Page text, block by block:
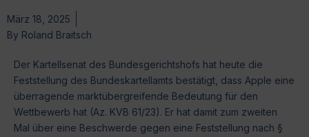
März 18, 2025
By Roland Braitsch
Der Kartellsenat des Bundesgerichtshofs hat heute die
Feststellung des Bundeskartellamts bestätigt, dass Apple eine
überragende marktübergreifende Bedeutung für den
Wettbewerb hat (Az. KVB 61/23). Er hat damit zum zweiten
Mal über eine Beschwerde gegen eine Feststellung nach §